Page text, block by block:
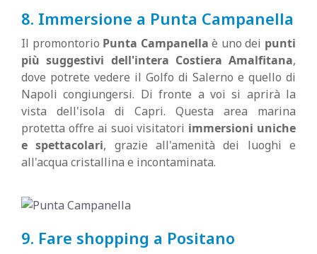
8. Immersione a Punta Campanella
Il promontorio Punta Campanella è uno dei punti
più suggestivi dell'intera Costiera Amalfitana,
dove potrete vedere il Golfo di Salerno e quello di
Napoli congiungersi. Di fronte a voi si aprirà la
vista dell'isola di Capri. Questa area marina
protetta offre ai suoi visitatori immersioni uniche
e spettacolari, grazie all'amenità dei luoghi e
all'acqua cristallina e incontaminata.
9. Fare shopping a Positano